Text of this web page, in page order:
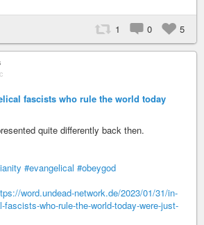
1 0 5
fascists who rule the world today
quite differently back then.
#evangelical #obeygod
word.undead-network.de/2023/01/31/in-
fascists-who-rule-the-world-today-were-just-